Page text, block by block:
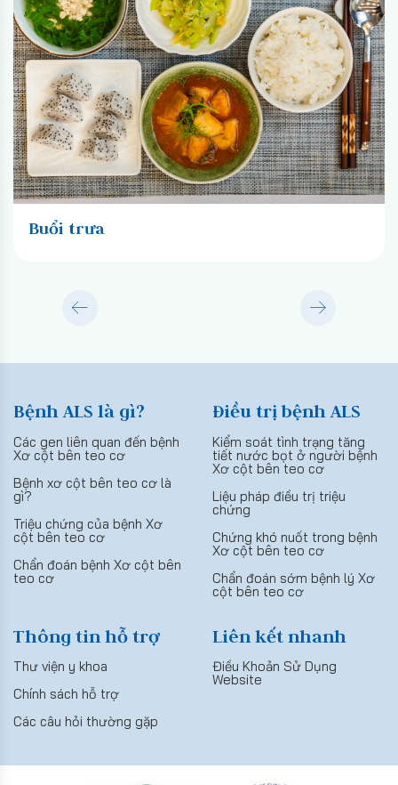
Buổi trưa
Bệnh ALS là gì?
Các gen liên quan đến bệnh
Xơ cột bên teo cơ
Bệnh xơ cột bên teo cơ là
gì?
Triệu chứng của bệnh Xơ
cột bên teo cơ
Chẩn đoán bệnh Xơ cột bên
teo cơ
Điều trị bệnh ALS
Kiểm soát tình trạng tăng
tiết nước bọt ở người bệnh
Xơ cột bên teo cơ
Liệu pháp điều trị triệu
chứng
Chứng khó nuốt trong bệnh
Xơ cột bên teo cơ
Chẩn đoán sớm bệnh lý Xơ
cột bên teo cơ
Thông tin hỗ trợ
Thư viện y khoa
Chính sách hỗ trợ
Các câu hỏi thường gặp
Liên kết nhanh
Điều Khoản Sử Dụng
Website